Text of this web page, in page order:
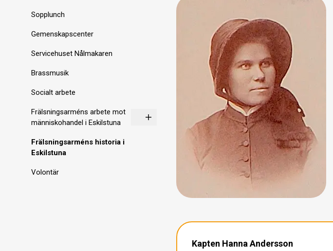
Sopplunch
Gemenskapscenter
Servicehuset Nålmakaren
Brassmusik
Socialt arbete
Frälsningsarméns arbete mot
människohandel i Eskilstuna
Frälsningsarméns historia i
Eskilstuna
Volontär
Kapten Hanna Andersson